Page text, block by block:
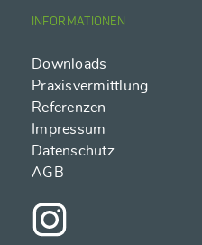
INFORMATIONEN
Downloads
Praxisvermittlung
Referenzen
Impressum
Datenschutz
AGB